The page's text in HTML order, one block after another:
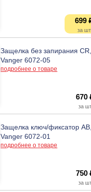
699
Защелка без запирания
Vanger 6072-05
подробнее о товаре
670
Защелка ключ/фиксатор
Vanger 6072-01
подробнее о товаре
750